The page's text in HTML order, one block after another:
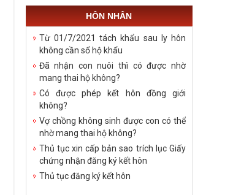
HÔN NHÂN
Từ 01/7/2021 tách khẩu sau ly hôn
không cần sổ hộ khẩu
Đã nhận con nuôi thì có được nhờ
mang thai hộ không?
Có được phép kết hôn đồng giới
không?
Vợ chồng không sinh được con có thể
nhờ mang thai hộ không?
Thủ tục xin cấp bản sao trích lục Giấy
chứng nhận đăng ký kết hôn
Thủ tục đăng ký kết hôn